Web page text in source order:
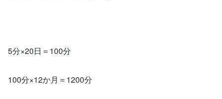
5分×20日＝100分
100分×12か月＝1200分